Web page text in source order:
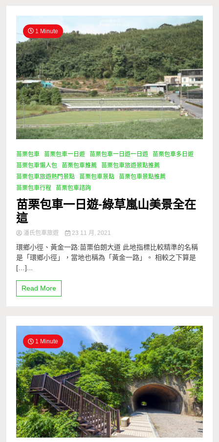
1 Minute
苗栗包車 苗栗包車一日遊 苗栗包車一日遊一日遊
苗栗包車多日遊
苗栗包車懶人包
苗栗包車推薦
苗栗包車旅遊景點推薦
苗栗包車旅遊熱門景點
苗栗包車景點
苗栗包車景點推薦
苗栗包車行程
苗栗包車諮詢
苗栗包車一日遊-綠草嵐山美景全在
這
潘氏包車旅遊 23 11 月, 2021
環鄉小徑、黃金一路:苗栗伯朗大道 此地指標比較精準的名稱
是「環鄉小徑」，當地也稱為「黃金一路」。 相較之下算是
[…]...
Read More
1 Minute